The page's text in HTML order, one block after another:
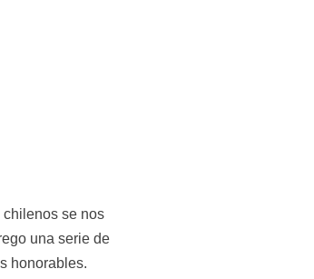
chilenos se nos
una serie de
honorables.